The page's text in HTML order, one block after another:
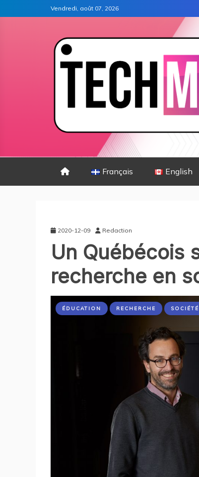
Vendredi, août 07, 2026
Français English
2020-12-09 Redaction
Un Québécois
recherche en
ÉDUCATION RECHERCHE SOCIÉTÉ